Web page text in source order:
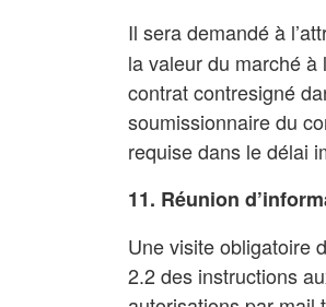
Il sera demandé à
la valeur du marché
contrat contresigné
soumissionnaire du
requise dans le délai
11. Réunion
Une visite obligatoire
2.2 des instructions